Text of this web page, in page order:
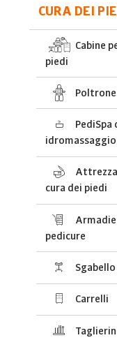
CURA DEI
Cabine
piedi
PediSpa
cura dei piedi
pedicure
Carrelli